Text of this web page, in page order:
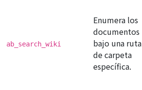
ab_search_wiki
Enumera los
documentos
bajo una ruta
de carpeta
específica.